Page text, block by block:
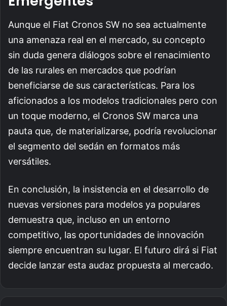
Aunque el Fiat Cronos SW no sea actualmente
una amenaza real en el mercado, su concepto
sin duda genera diálogos sobre el renacimiento
de las rurales en mercados que podrían
beneficiarse de sus características. Para los
aficionados a los modelos tradicionales pero con
un toque moderno, el Cronos SW marca una
pauta que, de materializarse, podría revolucionar
el segmento del sedán en formatos más
versátiles.
En conclusión, la insistencia en el desarrollo de
nuevas versiones para modelos ya populares
demuestra que, incluso en un entorno
competitivo, las oportunidades de innovación
siempre encuentran su lugar. El futuro dirá si Fiat
decide lanzar esta audaz propuesta al mercado.